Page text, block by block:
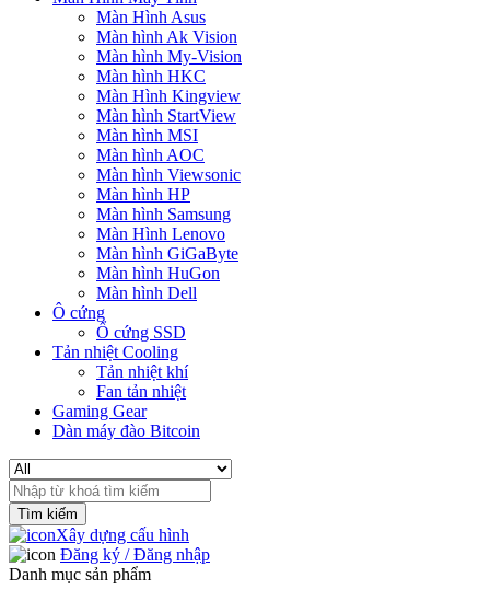
Màn Hình Asus
Màn hình Ak Vision
Màn hình My-Vision
Màn hình HKC
Màn Hình Kingview
Màn hình StartView
Màn hình MSI
Màn hình AOC
Màn hình Viewsonic
Màn hình HP
Màn hình Samsung
Màn Hình Lenovo
Màn hình GiGaByte
Màn hình HuGon
Màn hình Dell
Ô cứng
Ổ cứng SSD
Tản nhiệt Cooling
Tản nhiệt khí
Fan tản nhiệt
Gaming Gear
Dàn máy đào Bitcoin
Search
for:
Xây dựng cấu hình
Đăng ký / Đăng nhập
Danh mục sản phẩm